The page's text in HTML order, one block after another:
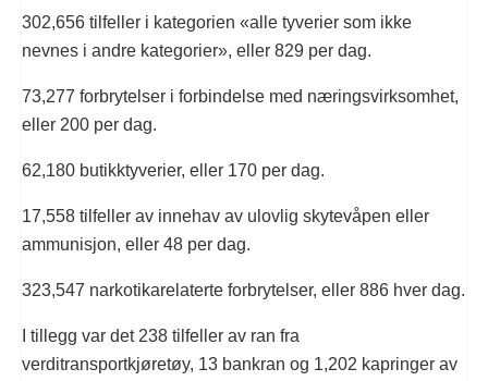
302,656 tilfeller i kategorien «alle tyverier som ikke
nevnes i andre kategorier», eller 829 per dag.
73,277 forbrytelser i forbindelse med næringsvirksomhet,
eller 200 per dag.
62,180 butikktyverier, eller 170 per dag.
17,558 tilfeller av innehav av ulovlig skytevåpen eller
ammunisjon, eller 48 per dag.
323,547 narkotikarelaterte forbrytelser, eller 886 hver dag.
I tillegg var det 238 tilfeller av ran fra
verditransportkjøretøy, 13 bankran og 1,202 kapringer av